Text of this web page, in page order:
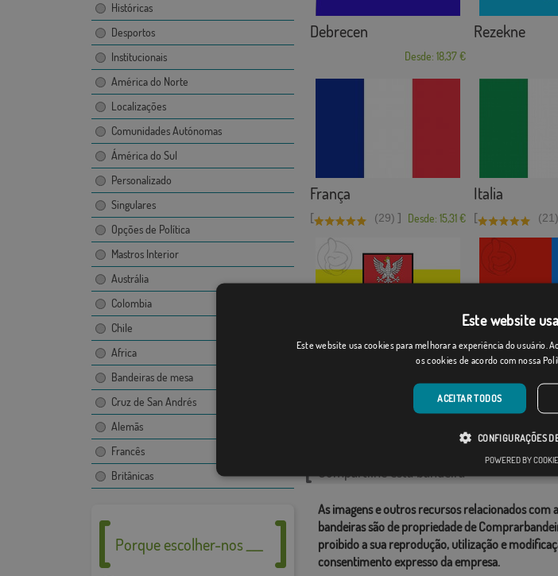
Históricas
Desportos
Institucionais
América do Norte
Localizações
Comunidades Autónomas
Ámérica do Sul
Personalizado
Singulares
Opções de Política
Mastros Interior
Austrália
Colombia
Chile
Africa
Bandeiras de mesa
Cruz de San Andrés
Alemãs
Francês
Britânicas
Porque escolher-nos ___
Debrecen
Desde: 18,37 €
Rezekne
França
[ (29) ] Desde: 15,31 €
Italia
[ (21)
Bialystok Catânia
Categorias relacionadas:
Compartilhe esta bandeira
As imagens e outros recursos relacionados com
bandeiras são de propriedade de
proibido a sua reprodução, utilização e
consentimento expresso da empresa.
Este website
Este website usa cookies para melhorar a experiência do usuário.
os cookies de acordo com nossa
ACEITAR TODOS
CONFIGURAÇÕES
POWERED BY